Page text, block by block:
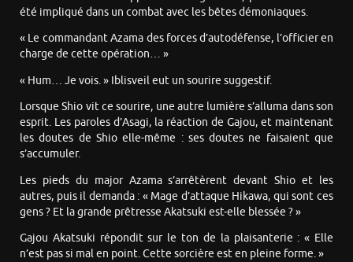
été impliqué dans un combat avec les bêtes démoniaques.
« Le commandant Azama des forces d’autodéfense, l’officier en
charge de cette opération… »
« Hum… Je vois. » Iblisveil eut un sourire suggestif.
Lorsque Shio vit ce sourire, une autre lumière s’alluma dans son
esprit. Les paroles d’Asagi, la réaction de Gajou, et maintenant
les doutes de Shio elle-même : ses doutes ne faisaient que
s’accumuler.
Les pieds du major Azama s’arrêtèrent devant Shio et les
autres, puis il demanda : « Mage d’attaque Hikawa, qui sont ces
gens ? Et la grande prêtresse Akatsuki est-elle blessée ? »
Gajou Akatsuki répondit sur le ton de la plaisanterie : « Elle
n’est pas si mal en point. Cette sorcière est en pleine forme. »